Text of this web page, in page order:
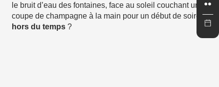
le bruit d’eau des fontaines, face au soleil couchant une
coupe de champagne à la main pour un début de soirée
hors du temps ?